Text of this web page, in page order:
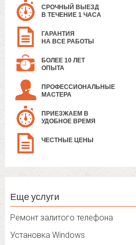
СРОЧНЫЙ ВЫЕЗД
В ТЕЧЕНИЕ 1 ЧАСА
ГАРАНТИЯ
НА ВСЕ РАБОТЫ
БОЛЕЕ 10 ЛЕТ
ОПЫТА
ПРОФЕССИОНАЛЬНЫЕ
МАСТЕРА
ПРИЕЗЖАЕМ В
УДОБНОЕ ВРЕМЯ
ЧЕСТНЫЕ ЦЕНЫ
Еще услуги
Ремонт залитого телефона
Установка Windows